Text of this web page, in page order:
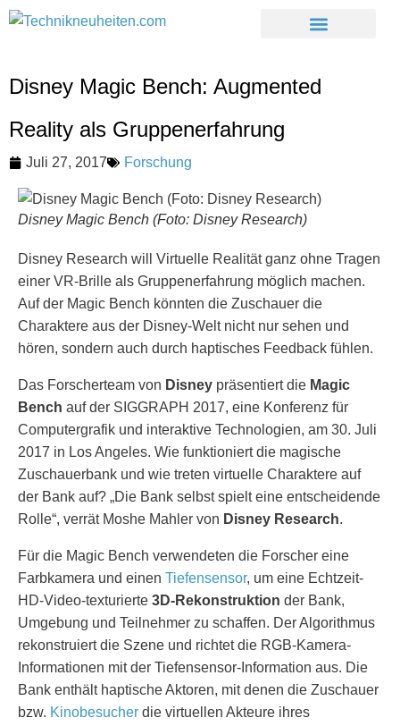
Disney Magic Bench: Augmented
Reality als Gruppenerfahrung
Juli 27, 2017 Forschung
Disney Magic Bench (Foto: Disney Research)
Disney Research will Virtuelle Realität ganz ohne Tragen
einer VR-Brille als Gruppenerfahrung möglich machen.
Auf der Magic Bench könnten die Zuschauer die
Charaktere aus der Disney-Welt nicht nur sehen und
hören, sondern auch durch haptisches Feedback fühlen.
Das Forscherteam von Disney präsentiert die Magic
Bench auf der SIGGRAPH 2017, eine Konferenz für
Computergrafik und interaktive Technologien, am 30. Juli
2017 in Los Angeles. Wie funktioniert die magische
Zuschauerbank und wie treten virtuelle Charaktere auf
der Bank auf? „Die Bank selbst spielt eine entscheidende
Rolle“, verrät Moshe Mahler von Disney Research.
Für die Magic Bench verwendeten die Forscher eine
Farbkamera und einen Tiefensensor, um eine Echtzeit-
HD-Video-texturierte 3D-Rekonstruktion der Bank,
Umgebung und Teilnehmer zu schaffen. Der Algorithmus
rekonstruiert die Szene und richtet die RGB-Kamera-
Informationen mit der Tiefensensor-Information aus. Die
Bank enthält haptische Aktoren, mit denen die Zuschauer
bzw. Kinobesucher die virtuellen Akteure ihres